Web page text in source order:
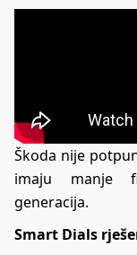
Škoda nije
imaju manje
generacija.
Smart Dials